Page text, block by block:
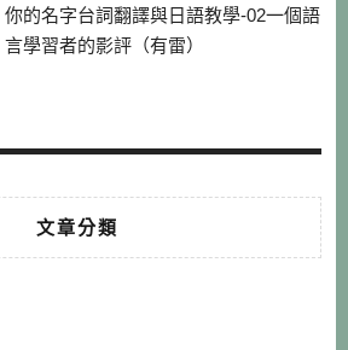
你的名字台詞翻譯與日語教學-02一個語
言學習者的影評（有雷）
文章分類